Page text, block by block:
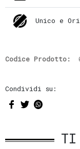
Unico e
Codice Prodotto:
Condividi su:
TI